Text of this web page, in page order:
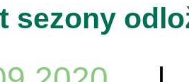
sezony